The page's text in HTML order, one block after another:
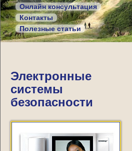
Онлайн консультация
Контакты
Полезные статьи
Электронные
системы
безопасности